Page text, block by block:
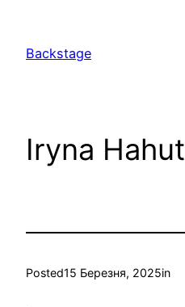
вмісту
Backstage
Iryna Hahut
Posted15 Березня, 2025in